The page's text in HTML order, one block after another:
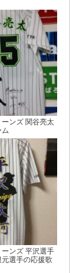
ンズ 関谷亮太
ンズ 平沢選手
選手の応援歌